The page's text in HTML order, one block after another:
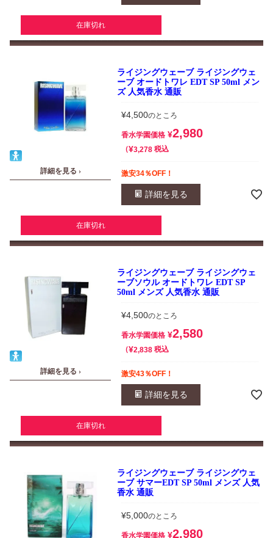
在庫切れ
詳細を見る ›
ライジングウェーブ ライジングウェ
ーブ オードトワレ EDT SP 50ml メン
ズ 人気香水 通販
¥4,500のところ
香水学園価格 ¥2,980
¥3,278 税込
激安34％OFF！
詳細を見る
在庫切れ
詳細を見る ›
ライジングウェーブ ライジングウェ
ーブソウル オードトワレ EDT SP
50ml メンズ 人気香水 通販
¥4,500のところ
香水学園価格 ¥2,580
¥2,838 税込
激安43％OFF！
詳細を見る
在庫切れ
ライジングウェーブ ライジングウェ
ーブ サマーEDT SP 50ml メンズ 人気
香水 通販
¥5,000のところ
香水学園価格 ¥2,980